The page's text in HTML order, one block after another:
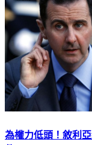
為權力低頭！敘利